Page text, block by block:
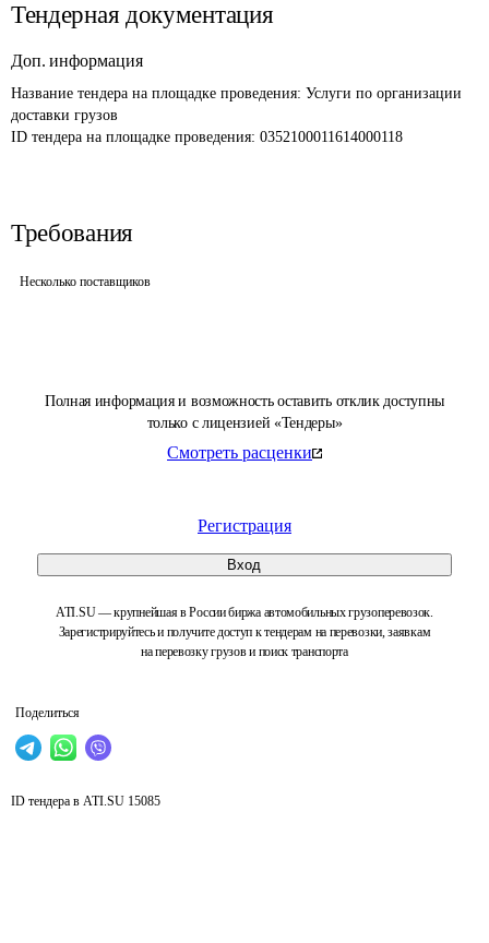
Полная информация и возможность оставить отклик доступны
только с лицензией «Тендеры»
Смотреть расценки
Регистрация
Вход
ATI.SU — крупнейшая в России биржа автомобильных грузоперевозок.
Зарегистрируйтесь и получите доступ к тендерам на перевозки, заявкам
на перевозку грузов и поиск транспорта
Поделиться
Тендерная документация
Доп. информация
Название тендера на площадке проведения: Услуги по организации
доставки грузов
ID тендера на площадке проведения: 0352100011614000118
Требования
Несколько поставщиков
ID тендера в ATI.SU 15085